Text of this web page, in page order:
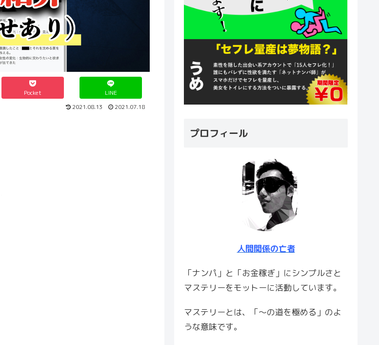
Pocket
LINE
2021.08.13
2021.07.18
プロフィール
人間関係の亡者
「ナンパ」と「お金稼ぎ」にシンプルさと
マステリーをモットーに活動しています。
マステリーとは、「〜の道を極める」のよ
うな意味です。